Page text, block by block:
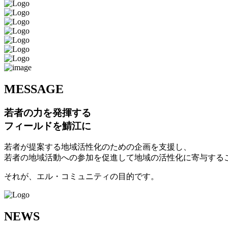
MESSAGE
若者の力を発揮する
フィールドを鯖江に
若者が提案する地域活性化のための企画を支援し、
若者の地域活動への参加を促進して地域の活性化に寄与する
それが、エル・コミュニティの目的です。
NEWS